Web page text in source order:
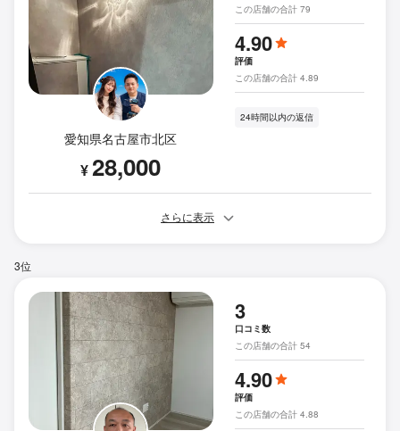
愛知県名古屋市北区
¥28,000
この店舗の合計 79
4.90
評価
この店舗の合計 4.89
24時間以内の返信
さらに表示
3位
3
口コミ数
この店舗の合計 54
4.90
評価
この店舗の合計 4.88